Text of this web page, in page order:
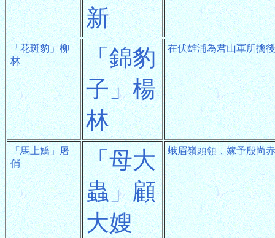
新
「花斑豹」柳
林
「錦豹
子」楊
林
在伏雄浦為君山軍所擒
「馬上嬌」屠
俏
「母大
蟲」顧
大嫂
蛾眉嶺頭領，嫁予殷尚